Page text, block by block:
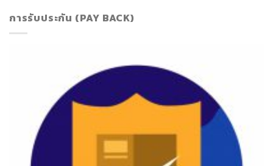
การรับประกัน (PAY BACK)